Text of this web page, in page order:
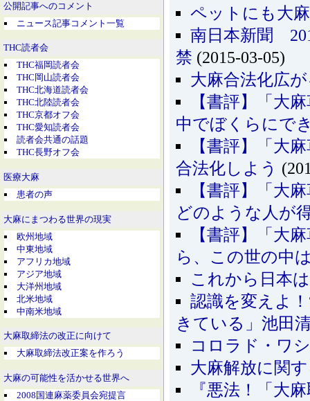
公開記事へのコメント
ニュース記事コメント一覧
THC読者会
THC福岡読者会
THC岡山読者会
THC北海道読者会
THC北陸読者会
THC京都オフ会
THC愛知読者会
読者会共通の話題
THC長野オフ会
医療大麻
患者の声
大麻にまつわる世界の現実
欧州地域
中東地域
アフリカ地域
アジア地域
大洋州地域
北米地域
中南米地域
大麻取締法の改正に向けて
大麻取締法改正案を作ろう
大麻の可能性を活かせる世界へ
2008国連麻薬委員会宛提言
ペットにも大
南日本新聞
禁 (2015-03-05)
大麻合法化広
【書評】「大
中でぼくらにで
【書評】「大
合法化しよう
【書評】「大
どのような人が
【書評】「大
ら、この世の中
これから日本
認識を変えよ
きている」池田
コロラド・ワ
大麻解放に関
『悪法！「大